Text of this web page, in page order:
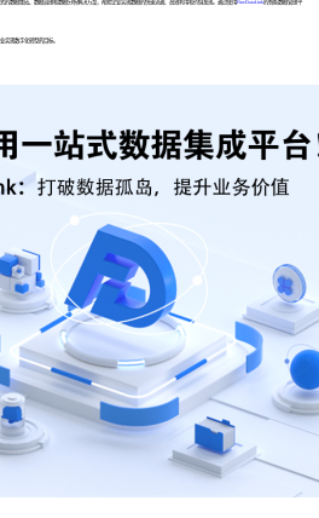
的数据集成、数据治理和数据分析解决方案，帮助企业实现数据的快速流通、高效利用和价值发现。通过使用FineDataLink 的智能数据管理平
实现数字化转型的目标。